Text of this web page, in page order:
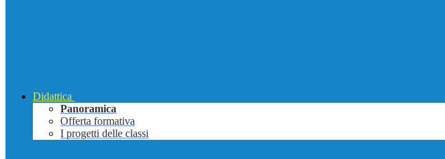
Didattica
Panoramica
Offerta formativa
I progetti delle classi